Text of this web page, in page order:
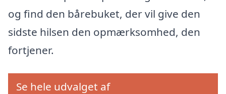
og find den bårebuket, der vil give den
sidste hilsen den opmærksomhed, den
fortjener.
Se hele udvalget af